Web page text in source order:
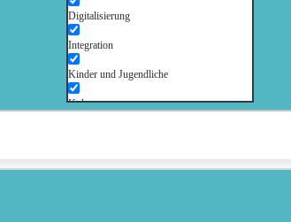
Digitalisierung
Integration
Kinder und Jugendliche
Kultur